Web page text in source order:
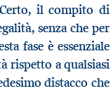
il compito di
senza che per
fase è essenziale
rispetto a qualsiasi
distacco che